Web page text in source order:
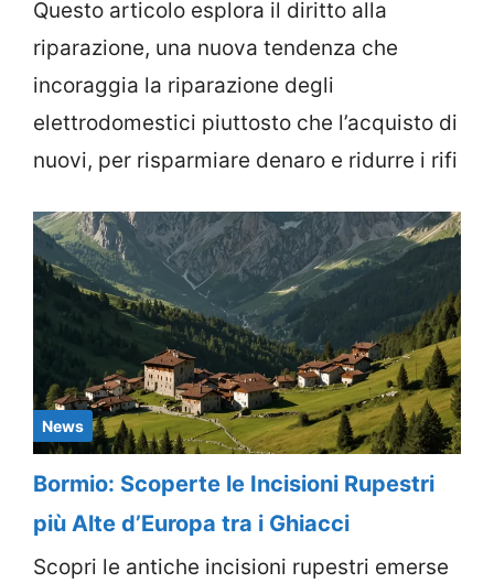
Questo articolo esplora il diritto alla
riparazione, una nuova tendenza che
incoraggia la riparazione degli
elettrodomestici piuttosto che l’acquisto di
nuovi, per risparmiare denaro e ridurre i rifi
News
Bormio: Scoperte le Incisioni Rupestri
più Alte d’Europa tra i Ghiacci
Scopri le antiche incisioni rupestri emerse